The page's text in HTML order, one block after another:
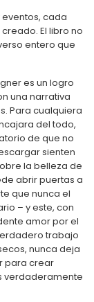
cada
El libro no
entero que
es un logro
una narrativa
Para cualquiera
del todo,
de que no
sienten
la belleza de
abrir puertas a
que nunca el
– y este, con
amor por el
trabajo
nunca deja
para crear
verdaderamente